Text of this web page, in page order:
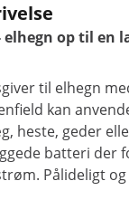
op til en
til elhegn
kan
heste, geder
batteri der
Pålideligt